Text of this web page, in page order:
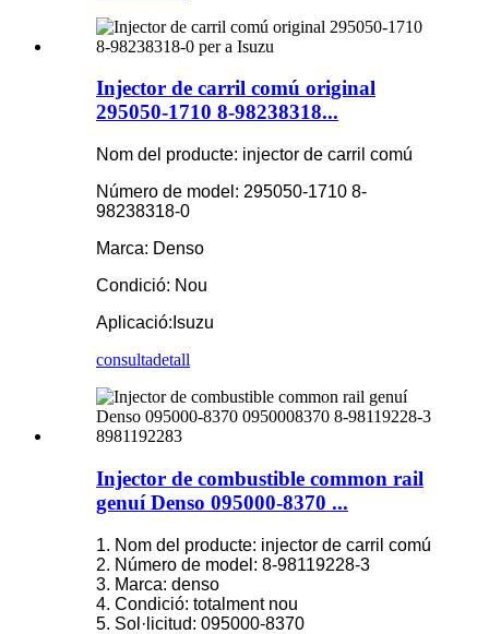
Injector de carril comú original
295050-1710 8-98238318...
Nom del producte: injector de carril comú
Número de model: 295050-1710 8-
98238318-0
Marca: Denso
Condició: Nou
Aplicació: Isuzu
consultadetall
Injector de combustible common rail
genuí Denso 095000-8370 ...
1. Nom del producte: injector de carril comú
2. Número de model: 8-98119228-3
3. Marca: denso
4. Condició: totalment nou
5. Sol·licitud: 095000-8370